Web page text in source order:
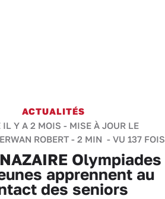
ACTUALITÉS
IL Y A 2 MOIS - MISE À JOUR LE
ERWAN ROBERT- 2 MIN - VU 137 FOIS
Olympiades
apprennent au
des seniors